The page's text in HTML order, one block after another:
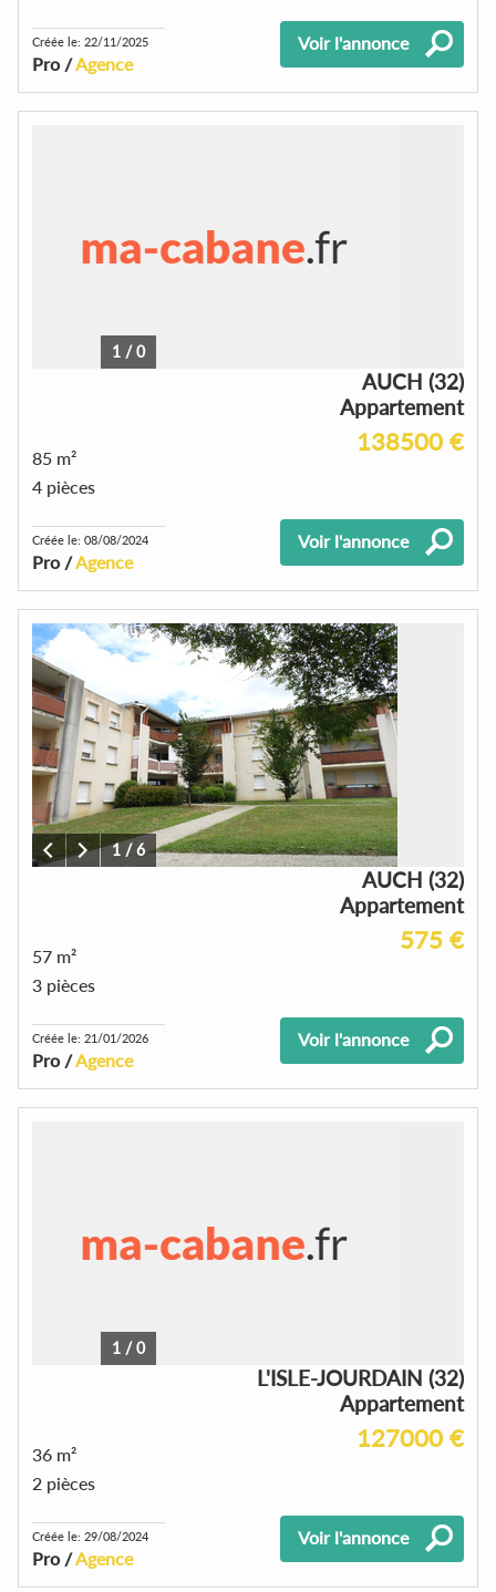
Créée le: 22/11/2025
Pro /Agence
Voir l'annonce
1 /0
AUCH (32)
Appartement
138500 €
85 m²
4 pièces
Créée le: 08/08/2024
Pro /Agence
Voir l'annonce
1 /6
AUCH (32)
Appartement
575 €
57 m²
3 pièces
Créée le: 21/01/2026
Pro /Agence
Voir l'annonce
1 /0
L'ISLE-JOURDAIN (32)
Appartement
127000 €
36 m²
2 pièces
Créée le: 29/08/2024
Pro /Agence
Voir l'annonce